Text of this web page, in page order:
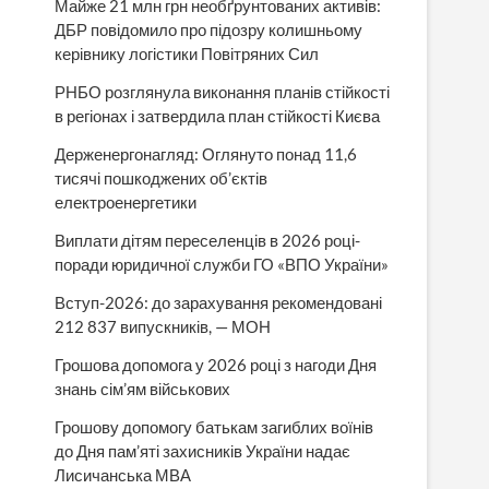
Майже 21 млн грн необґрунтованих активів:
ДБР повідомило про підозру колишньому
керівнику логістики Повітряних Сил
РНБО розглянула виконання планів стійкості
в регіонах і затвердила план стійкості Києва
Держенергонагляд: Оглянуто понад 11,6
тисячі пошкоджених об’єктів
електроенергетики
Виплати дітям переселенців в 2026 році-
поради юридичної служби ГО «ВПО України»
Вступ-2026: до зарахування рекомендовані
212 837 випускників, — МОН
Грошова допомога у 2026 році з нагоди Дня
знань сім’ям військових
Грошову допомогу батькам загиблих воїнів
до Дня пам’яті захисників України надає
Лисичанська МВА